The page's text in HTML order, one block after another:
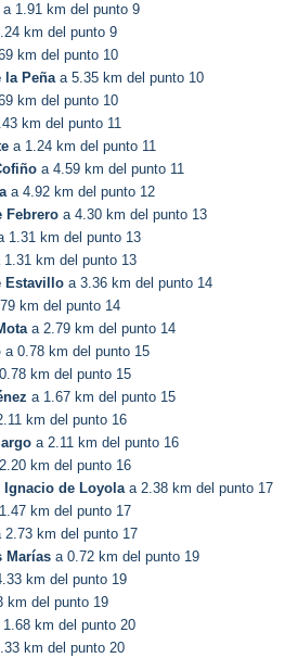
a 1.91 km del punto 9
km del punto 9
km del punto 10
la Peñaa 5.35 km del punto 10
km del punto 10
km del punto 11
a 1.24 km del punto 11
a 4.59 km del punto 11
a 4.92 km del punto 12
Febrero a 4.30 km del punto 13
1.31 km del punto 13
1.31 km del punto 13
Estavillo a 3.36 km del punto 14
km del punto 14
a 2.79 km del punto 14
a 0.78 km del punto 15
km del punto 15
a 1.67 km del punto 15
km del punto 16
a 2.11 km del punto 16
km del punto 16
Ignacio de Loyolaa 2.38 km del punto 17
km del punto 17
2.73 km del punto 17
Marías a 0.72 km del punto 19
km del punto 19
km del punto 19
km del punto 20
km del punto 20